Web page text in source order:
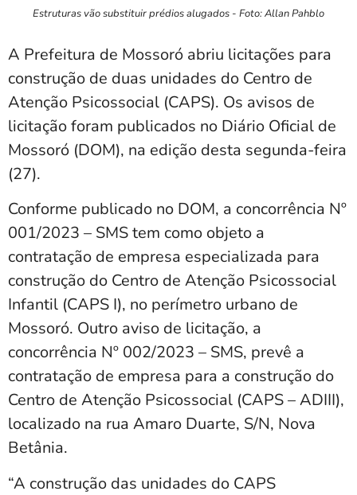
Estruturas vão substituir prédios alugados - Foto: Allan Pahblo
A Prefeitura de Mossoró abriu licitações para
construção de duas unidades do Centro de
Atenção Psicossocial (CAPS). Os avisos de
licitação foram publicados no Diário Oficial de
Mossoró (DOM), na edição desta segunda-feira
(27).
Conforme publicado no DOM, a concorrência Nº
001/2023 – SMS tem como objeto a
contratação de empresa especializada para
construção do Centro de Atenção Psicossocial
Infantil (CAPS I), no perímetro urbano de
Mossoró. Outro aviso de licitação, a
concorrência Nº 002/2023 – SMS, prevê a
contratação de empresa para a construção do
Centro de Atenção Psicossocial (CAPS – ADIII),
localizado na rua Amaro Duarte, S/N, Nova
Betânia.
“A construção das unidades do CAPS